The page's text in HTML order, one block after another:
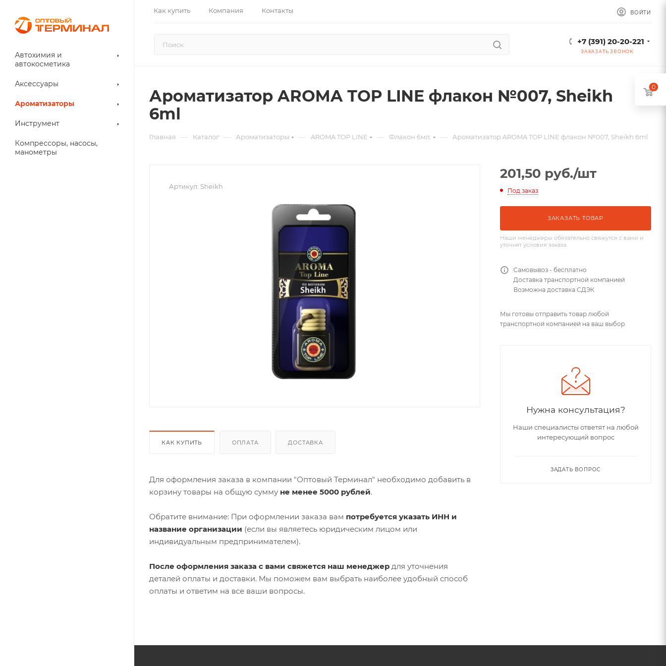
Как купить Компания Контакты ВОЙТИ
+7 (391) 20-20-221
ЗАКАЗАТЬ ЗВОНОК
Автохимия и
автокосметика
Аксессуары
Ароматизаторы
Инструмент
Компрессоры, насосы,
манометры
Ароматизатор AROMA TOP LINE флакон №007, Sheikh
6ml
Главная — Каталог — Ароматизаторы — AROMA TOP LINE — Флакон 6мл. — Ароматизатор AROMA TOP LINE флакон №007, Sheikh 6ml
Артикул: Sheikh
КАК КУПИТЬ ОПЛАТА ДОСТАВКА
Для оформления заказа в компании "Оптовый Терминал" необходимо добавить в
корзину товары на общую сумму не менее 5000 рублей.
Обратите внимание: При оформлении заказа вам потребуется указать ИНН и
название организации (если вы являетесь юридическим лицом или
индивидуальным предпринимателем).
После оформления заказа с вами свяжется наш менеджер для уточнения
деталей оплаты и доставки. Мы поможем вам выбрать наиболее удобный способ
оплаты и ответим на все ваши вопросы.
201,50 руб./шт
Под заказ
ЗАКАЗАТЬ ТОВАР
Наши менеджеры обязательно свяжутся с вами и
уточнят условия заказа
Самовывоз - бесплатно
Доставка транспортной компанией
Возможна доставка СДЭК
Мы готовы отправить товар любой
транспортной компанией на ваш выбор
Нужна консультация?
Наши специалисты ответят на любой
интересующий вопрос
ЗАДАТЬ ВОПРОС
0